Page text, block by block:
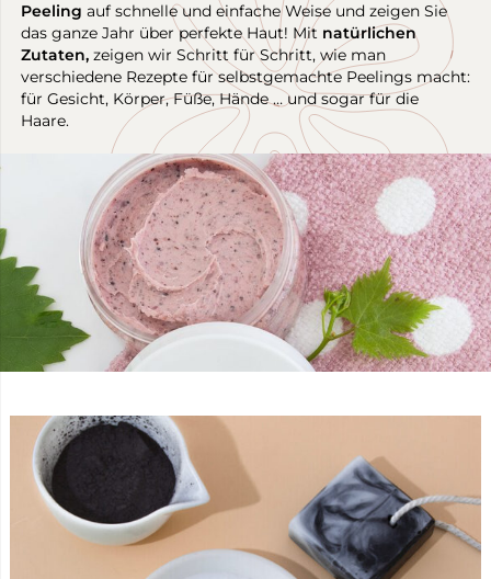
Peeling auf schnelle und einfache Weise und zeigen Sie
das ganze Jahr über perfekte Haut! Mit natürlichen
Zutaten, zeigen wir Schritt für Schritt, wie man
verschiedene Rezepte für selbstgemachte Peelings macht:
für Gesicht, Körper, Füße, Hände … und sogar für die
Haare.